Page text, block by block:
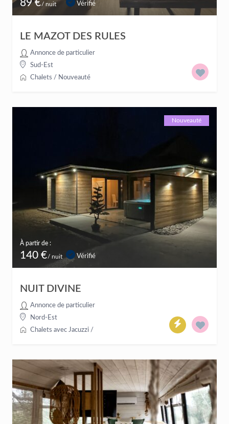
89 €/ nuit Vérifié
LE MAZOT DES RULES
Annonce de particulier
Sud-Est
Chalets / Nouveauté
À partir de :
140 €/ nuit
Nouveauté
Vérifié
NUIT DIVINE
Annonce de particulier
Nord-Est
Chalets avec Jacuzzi /